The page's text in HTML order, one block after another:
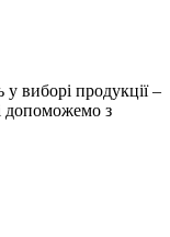
виборі продукції –
допоможемо з